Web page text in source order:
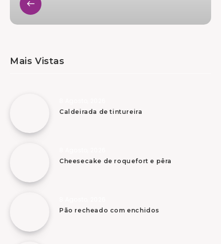
Mais Vistas
Caldeirada de tintureira
Cheesecake de roquefort e pêra
Pão recheado com enchidos